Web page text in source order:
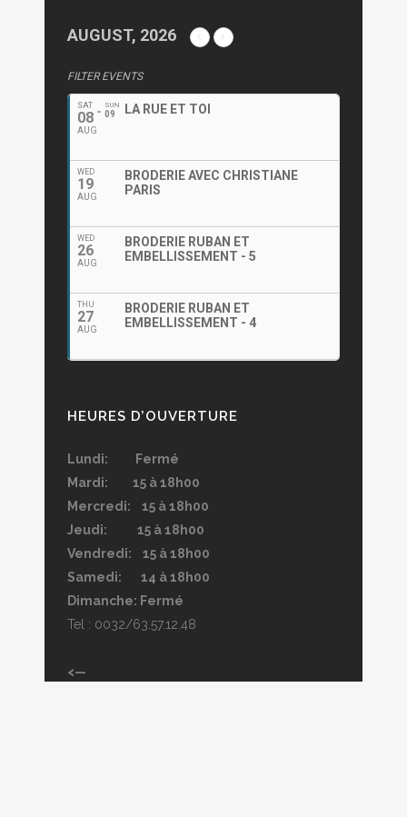
AUGUST, 2026
FILTER EVENTS
SAT
08
AUG
SUN
09 LA RUE ET TOI
WED
19
AUG
BRODERIE AVEC CHRISTIANE
PARIS
WED
26
AUG
BRODERIE RUBAN ET
EMBELLISSEMENT - 5
THU
27
AUG
BRODERIE RUBAN ET
EMBELLISSEMENT - 4
HEURES D’OUVERTURE
Lundi: Fermé
Mardi: 15 à 18h00
Mercredi: 15 à 18h00
Jeudi: 15 à 18h00
Vendredi: 15 à 18h00
Samedi: 14 à 18h00
Dimanche: Fermé
Tel : 0032/63.57.12.48
<—